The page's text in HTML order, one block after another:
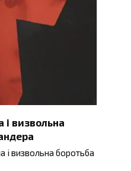
і визвольна
і визвольна боротьба